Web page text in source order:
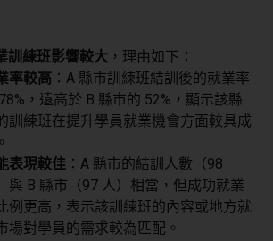
訓練班影響較大 ，理由如下：
率較高 ：A 縣市訓練班結訓後的就業率
，遠高於 B 縣市的 52%，顯示該縣
訓練班在提升學員就業機會方面較具成
表現較佳 ：A 縣市的結訓人數（98
與 B 縣市（97 人）相當，但成功就業
例更高，表示該訓練班的內容或地方就
場對學員的需求較為匹配。